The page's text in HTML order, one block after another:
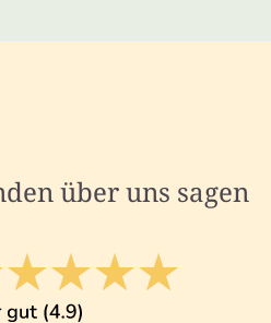
über uns sagen